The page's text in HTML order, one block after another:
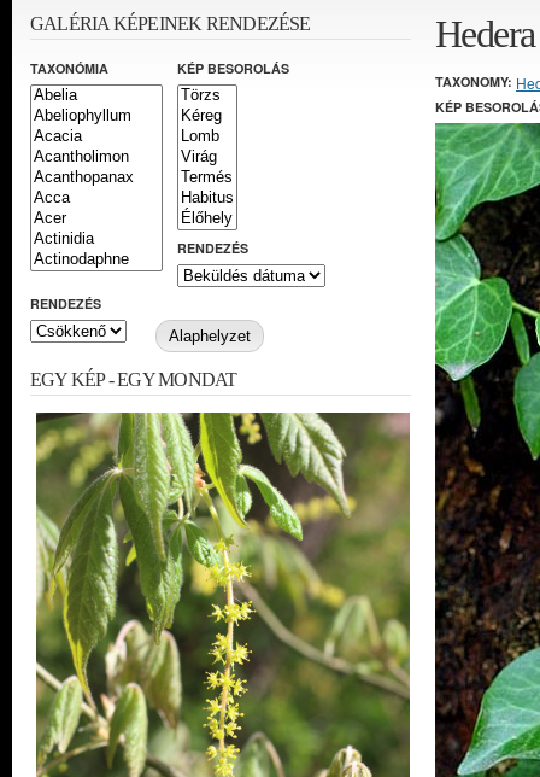
TAXONOMY:
KÉP
GALÉRIA KÉPEINEK RENDEZÉSE
TAXONÓMIA KÉP BESOROLÁS
RENDEZÉS
RENDEZÉS
EGY KÉP - EGY MONDAT